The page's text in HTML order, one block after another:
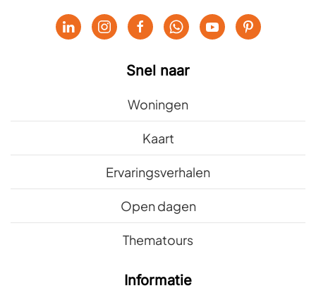
Snel naar
Woningen
Kaart
Ervaringsverhalen
Open dagen
Thematours
Informatie